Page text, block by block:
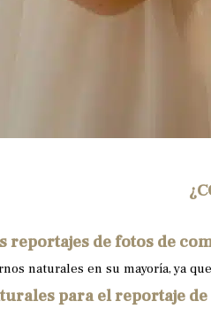
reportajes de fotos de
naturales en su mayoría, ya
para el reportaje